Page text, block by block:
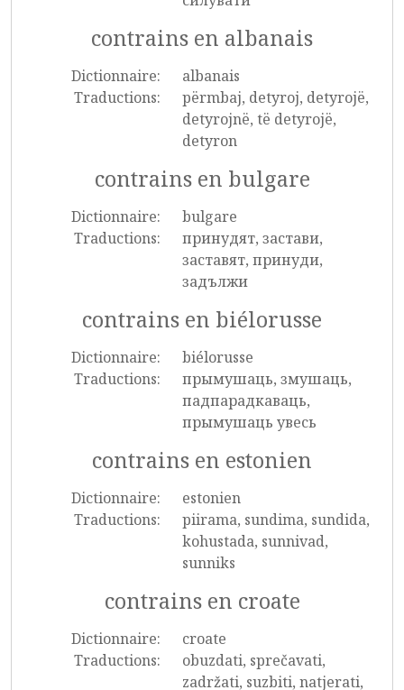
contrains en albanais
Dictionnaire:
albanais
Traductions:
përmbaj, detyroj, detyrojë,
detyrojnë, të detyrojë,
detyron
contrains en bulgare
Dictionnaire:
bulgare
Traductions:
принудят, застави,
заставят, принуди,
задължи
contrains en biélorusse
Dictionnaire:
biélorusse
Traductions:
прымушаць, змушаць,
падпарадкаваць,
прымушаць увесь
contrains en estonien
Dictionnaire:
estonien
Traductions:
piirama, sundima, sundida,
kohustada, sunnivad,
sunniks
contrains en croate
Dictionnaire:
croate
Traductions:
obuzdati, sprečavati,
zadržati, suzbiti, natjerati,